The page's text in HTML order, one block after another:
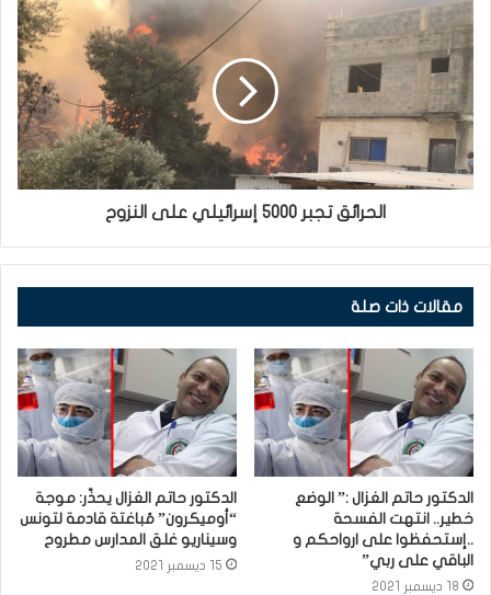
الحرائق تجبر 5000 إسرائيلي على النزوح
مقالات ذات صلة
الدكتور حاتم الغزال :” الوضع
خطير.. انتهت الفسحة
..إستحفظوا على ارواحكم و
الباقي على ربي”
18 ديسمبر 2021
الدكتور حاتم الغزال يحذّر: موجة
“أوميكرون” مُباغتة قادمة لتونس
وسيناريو غلق المدارس مطروح
15 ديسمبر 2021